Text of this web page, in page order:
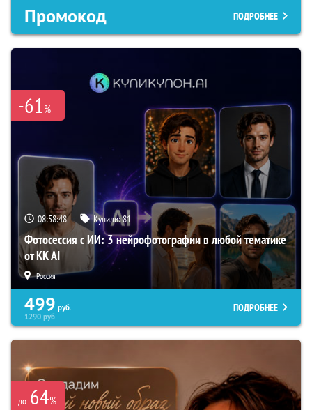
Промокод ПОДРОБНЕЕ
-61%
08:58:47 Купили:81
Фотосессия с ИИ: 3 нейрофотографии в любой тематике
от KK AI
Россия
499 руб.
1290руб.
ПОДРОБНЕЕ
до 64%